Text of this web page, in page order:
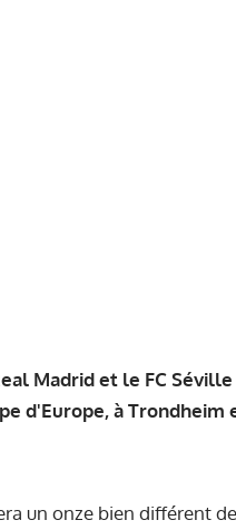
Madrid et le FC
d'Europe, à Trondheim
un onze bien différent